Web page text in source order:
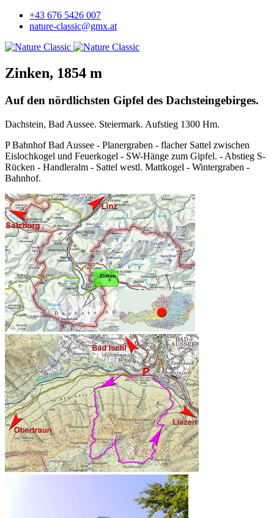
+43 676 5426 007
nature-classic@gmx.at
Zinken, 1854 m
Auf den nördlichsten Gipfel des Dachsteingebirges.
Dachstein, Bad Aussee. Steiermark. Aufstieg 1300 Hm.
P Bahnhof Bad Aussee - Planergraben - flacher Sattel zwischen
Eislochkogel und Feuerkogel - SW-Hänge zum Gipfel. - Abstieg S-
Rücken - Handleralm - Sattel westl. Mattkogel - Wintergraben -
Bahnhof.